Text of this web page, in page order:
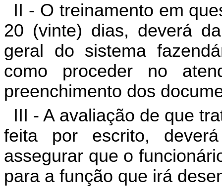
II - O treinamento em
20 (vinte) dias, deverá
geral do sistema
como proceder no
preenchimento dos
III - A avaliação de que
feita por escrito,
assegurar que o
para a função que irá